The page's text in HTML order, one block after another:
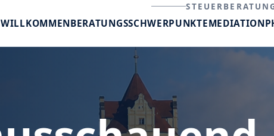
WILLKOMMENBERATUNGSSCHWERPUNKTEMEDIATION